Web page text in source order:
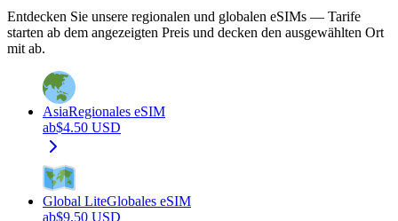
Entdecken Sie unsere regionalen und globalen eSIMs — Tarife
starten ab dem angezeigten Preis und decken den ausgewählten Ort
mit ab.
AsiaRegionales eSIM
ab$4.50 USD
Global LiteGlobales eSIM
ab$9.50 USD